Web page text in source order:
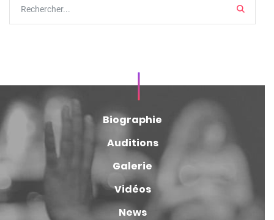
Biographie
Auditions
Galerie
Vidéos
News